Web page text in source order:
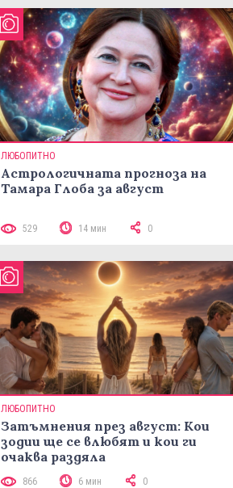
ЛЮБОПИТНО
Астрологичната прогноза на
Тамара Глоба за август
529 14 мин 0
ЛЮБОПИТНО
Затъмнения през август: Кои
зодии ще се влюбят и кои ги
очаква раздяла
866 6 мин 0